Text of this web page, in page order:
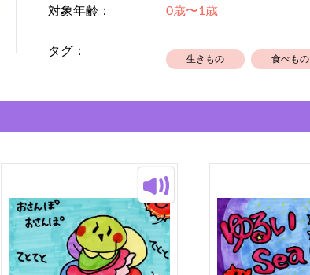
対象年齢： 0歳〜1歳
タグ：
生きもの 食べもの